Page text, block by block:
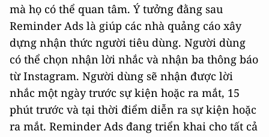
mà họ có thể quan tâm. Ý tưởng đằng sau
Reminder Ads là giúp các nhà quảng cáo xây
dựng nhận thức người tiêu dùng. Người dùng
có thể chọn nhận lời nhắc và nhận ba thông báo
từ Instagram. Người dùng sẽ nhận được lời
nhắc một ngày trước sự kiện hoặc ra mắt, 15
phút trước và tại thời điểm diễn ra sự kiện hoặc
ra mắt. Reminder Ads đang triển khai cho tất cả